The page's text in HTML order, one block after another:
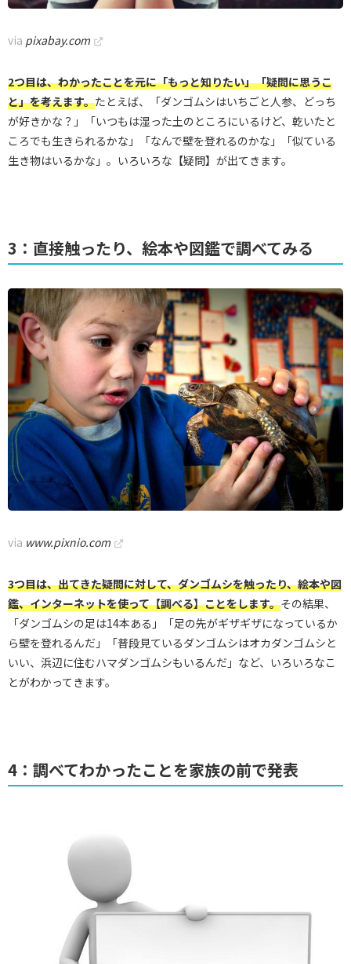
via pixabay.com
2つ目は、わかったことを元に「もっと知りたい」「疑問に思うこ
と」を考えます。たとえば、「ダンゴムシはいちごと人参、どっち
が好きかな？」「いつもは湿った土のところにいるけど、乾いたと
ころでも生きられるかな」「なんで壁を登れるのかな」「似ている
生き物はいるかな」。いろいろな【疑問】が出てきます。
3：直接触ったり、絵本や図鑑で調べてみる
via www.pixnio.com
3つ目は、出てきた疑問に対して、ダンゴムシを触ったり、絵本や図
鑑、インターネットを使って【調べる】ことをします。その結果、
「ダンゴムシの足は14本ある」「足の先がギザギザになっているか
ら壁を登れるんだ」「普段見ているダンゴムシはオカダンゴムシと
いい、浜辺に住むハマダンゴムシもいるんだ」など、いろいろなこ
とがわかってきます。
4：調べてわかったことを家族の前で発表